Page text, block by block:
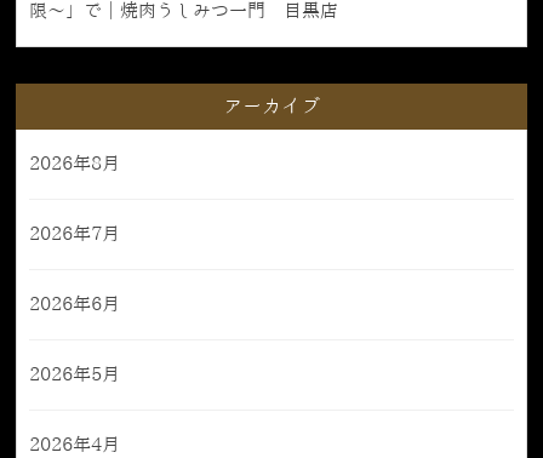
限〜」で｜焼肉うしみつ一門 目黒店
アーカイブ
2026年8月
2026年7月
2026年6月
2026年5月
2026年4月